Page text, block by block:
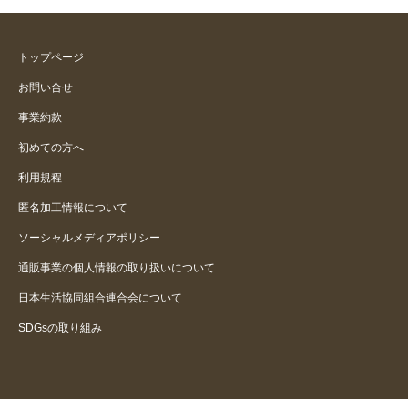
しっかりしてるけども重い
トップページ
お問い合せ
事業約款
初めての方へ
利用規程
匿名加工情報について
ソーシャルメディアポリシー
通販事業の個人情報の取り扱いについて
日本生活協同組合連合会について
SDGsの取り組み